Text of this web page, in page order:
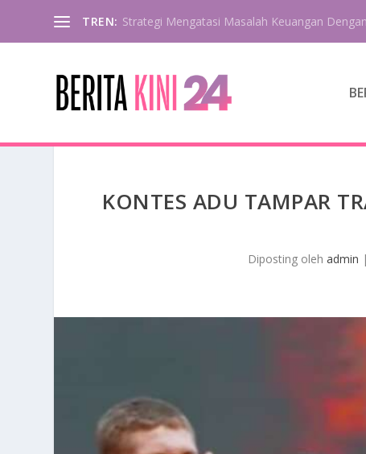
TREN: Strategi Mengatasi Masalah Keuangan
KONTES ADU TAMPAR
Diposting olehadmin |